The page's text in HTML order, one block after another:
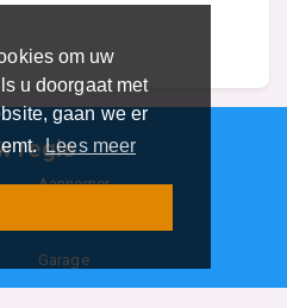
om uw
u doorgaat met
gaan we er
Lees meer
regio
Aannemer
Garage